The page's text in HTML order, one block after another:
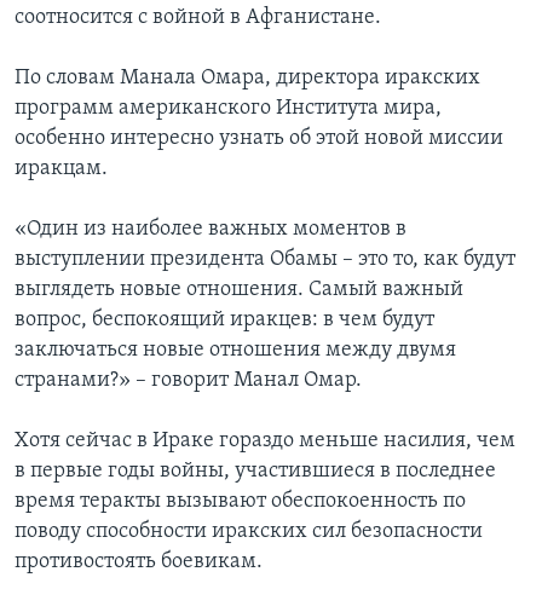
соотносится с войной в Афганистане.
По словам Манала Омара, директора иракских
программ американского Института мира,
особенно интересно узнать об этой новой миссии
иракцам.
«Один из наиболее важных моментов в
выступлении президента Обамы – это то, как будут
выглядеть новые отношения. Самый важный
вопрос, беспокоящий иракцев: в чем будут
заключаться новые отношения между двумя
странами?» – говорит Манал Омар.
Хотя сейчас в Ираке гораздо меньше насилия, чем
в первые годы войны, участившиеся в последнее
время теракты вызывают обеспокоенность по
поводу способности иракских сил безопасности
противостоять боевикам.